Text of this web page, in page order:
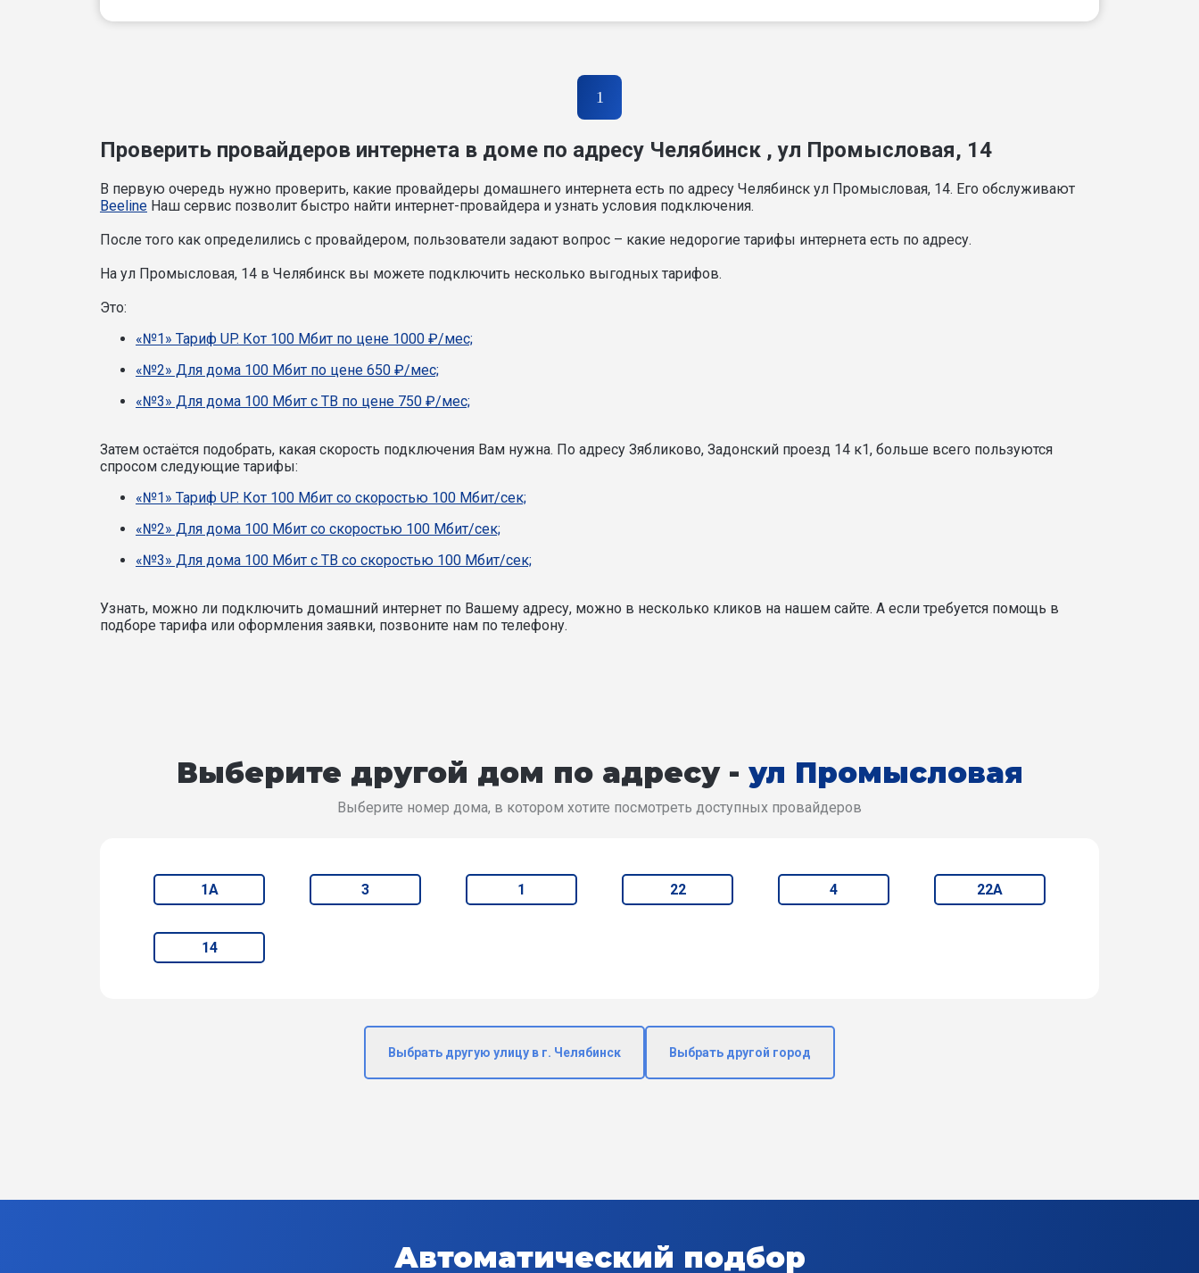
1
Проверить провайдеров интернета в доме по адресу Челябинск , ул Промысловая, 14
В первую очередь нужно проверить, какие провайдеры домашнего интернета есть по адресу Челябинск ул Промысловая, 14. Его обслуживают
Beeline Наш сервис позволит быстро найти интернет-провайдера и узнать условия подключения.
После того как определились с провайдером, пользователи задают вопрос – какие недорогие тарифы интернета есть по адресу.
На ул Промысловая, 14 в Челябинск вы можете подключить несколько выгодных тарифов.
Это:
«№1» Тариф UP. Кот 100 Мбит по цене 1000 ₽/мес;
«№2» Для дома 100 Мбит по цене 650 ₽/мес;
«№3» Для дома 100 Мбит с ТВ по цене 750 ₽/мес;
Затем остаётся подобрать, какая скорость подключения Вам нужна. По адресу Зябликово, Задонский проезд 14 к1, больше всего пользуются
спросом следующие тарифы:
«№1» Тариф UP. Кот 100 Мбит со скоростью 100 Мбит/сек;
«№2» Для дома 100 Мбит со скоростью 100 Мбит/сек;
«№3» Для дома 100 Мбит с ТВ со скоростью 100 Мбит/сек;
Узнать, можно ли подключить домашний интернет по Вашему адресу, можно в несколько кликов на нашем сайте. А если требуется помощь в
подборе тарифа или оформления заявки, позвоните нам по телефону.
Выберите другой дом по адресу - ул Промысловая
Выберите номер дома, в котором хотите посмотреть доступных провайдеров
1А 3 1 22 4 22А
14
Выбрать другую улицу в г. Челябинск Выбрать другой город
Автоматический подбор